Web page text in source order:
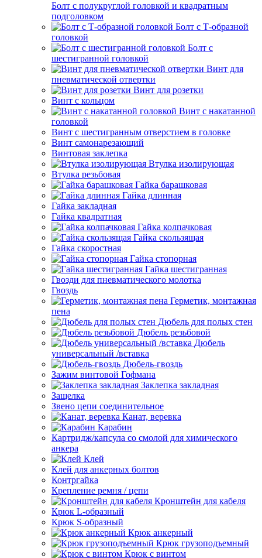
Болт с полукруглой головкой и квадратным
подголовком
Болт с Т-образной
головкой
Болт с
шестигранной головкой
Винт для
пневматической отвертки
Винт для розетки
Винт с кольцом
Винт с накатанной
головкой
Винт с шестигранным отверстием в головке
Винт самонарезающий
Винтовая заклепка
Втулка изолирующая
Втулка резьбовая
Гайка барашковая
Гайка длинная
Гайка закладная
Гайка квадратная
Гайка колпачковая
Гайка скользящая
Гайка скоростная
Гайка стопорная
Гайка шестигранная
Гвозди для пневматического молотка
Гвоздь
Герметик, монтажная
пена
Дюбель для полых стен
Дюбель резьбовой
Дюбель
универсальный /вставка
Дюбель-гвоздь
Зажим винтовой Гофмана
Заклепка закладная
Защелка
Звено цепи соединительное
Канат, веревка
Карабин
Картридж/капсула со смолой для химического
анкера
Клей
Клей для анкерных болтов
Контргайка
Крепление ремня / цепи
Кронштейн для кабеля
Крюк L-образный
Крюк S-образный
Крюк анкерный
Крюк грузоподъемный
Крюк с винтом